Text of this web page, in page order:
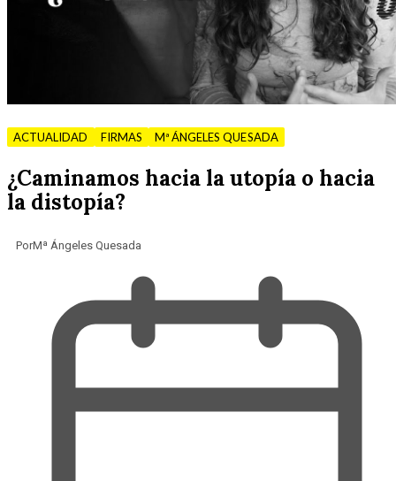
ACTUALIDAD FIRMAS Mª ÁNGELES QUESADA
¿Caminamos hacia la utopía o hacia
la distopía?
PorMª Ángeles Quesada